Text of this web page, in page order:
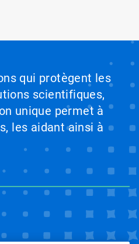
qui protègent les
scientifiques,
unique permet à
les aidant ainsi à